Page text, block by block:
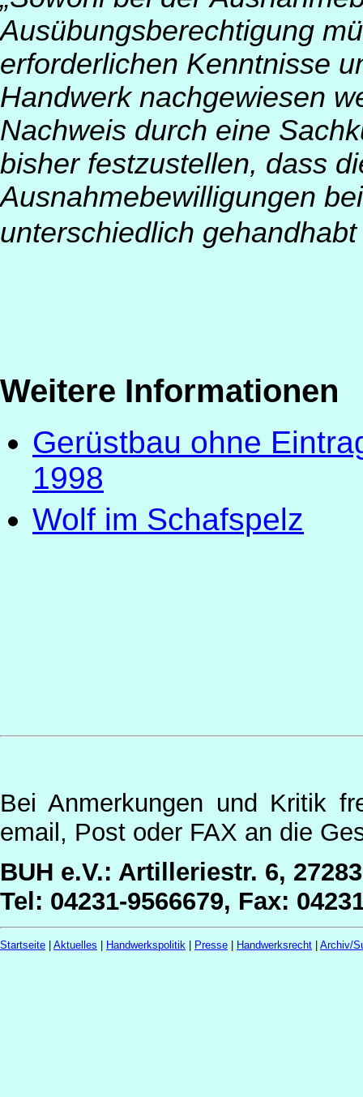
Ausübungsberechtigung
erforderlichen Kenntnisse
Handwerk nachgewiesen
Nachweis durch eine
bisher festzustellen, dass
Ausnahmebewilligungen
unterschiedlich
Weitere Informationen
Gerüstbau ohne
1998
Wolf im Schafspelz
Bei Anmerkungen und Kritik
email, Post oder FAX an die
BUH e.V.: Artilleriestr. 6,
Tel: 04231-9566679, Fax:
Startseite Aktuelles Handwerkspolitik Presse Handwerksrecht Archiv/